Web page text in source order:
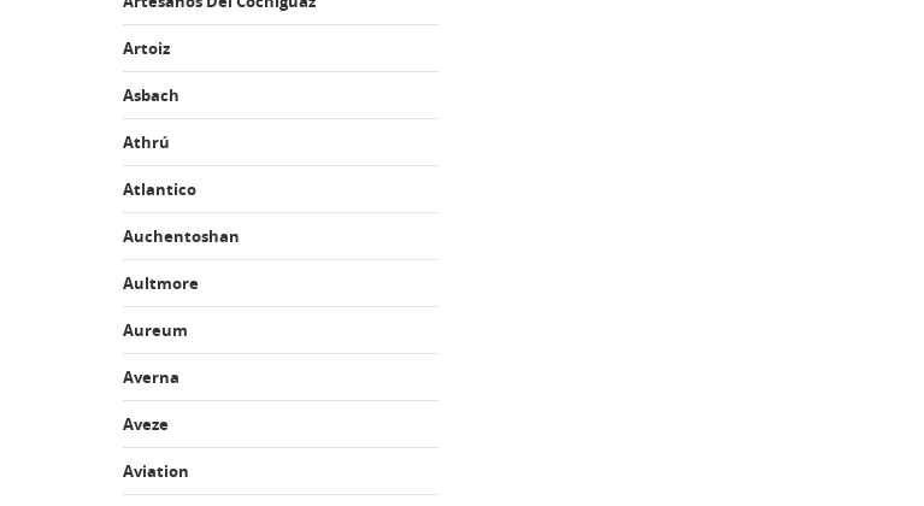
Artoiz
Asbach
Athrú
Atlantico
Auchentoshan
Aultmore
Aureum
Averna
Aveze
Aviation